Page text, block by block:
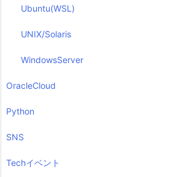
Ubuntu(WSL)
UNIX/Solaris
WindowsServer
OracleCloud
Python
SNS
Techイベント